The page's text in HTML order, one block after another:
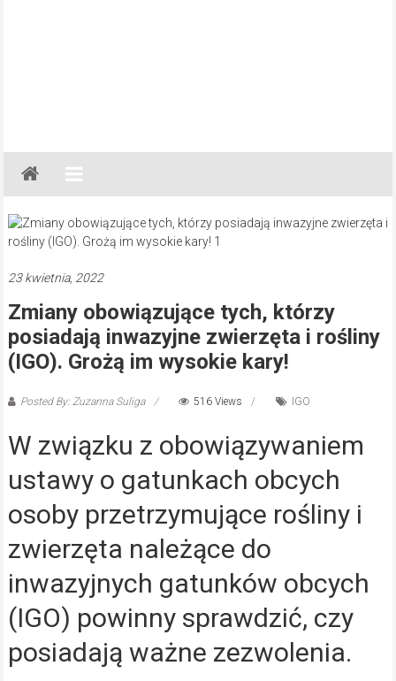
Gazeta
Regionalna
Częstochowa,
Kłobuck,
Myszków
23 kwietnia, 2022
Zmiany obowiązujące tych, którzy
posiadają inwazyjne zwierzęta i rośliny
(IGO). Grożą im wysokie kary!
Posted By: Zuzanna Suliga 516 Views IGO
W związku z obowiązywaniem
ustawy o gatunkach obcych
osoby przetrzymujące rośliny i
zwierzęta należące do
inwazyjnych gatunków obcych
(IGO) powinny sprawdzić, czy
posiadają ważne zezwolenia.